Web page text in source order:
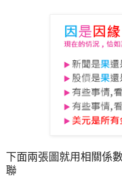
下面兩張圖就用相關係
聯